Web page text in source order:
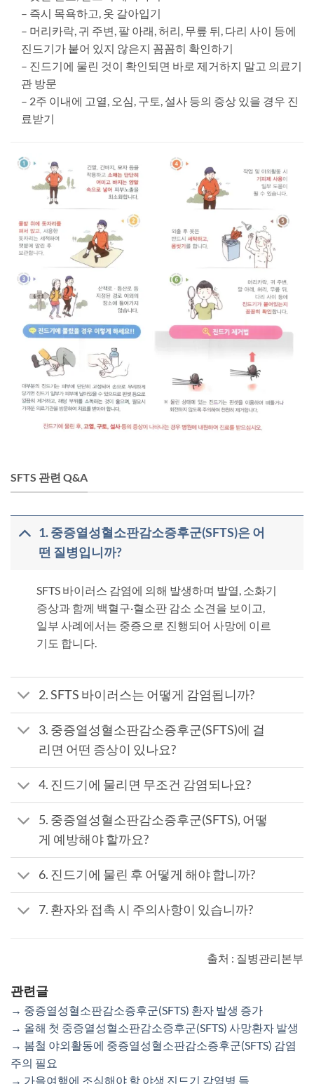
– 즉시 목욕하고, 옷 갈아입기
– 머리카락, 귀 주변, 팔 아래, 허리, 무릎 뒤, 다리 사이 등에
진드기가 붙어 있지 않은지 꼼꼼히 확인하기
– 진드기에 물린 것이 확인되면 바로 제거하지 말고 의료기
관 방문
– 2주 이내에 고열, 오심, 구토, 설사 등의 증상 있을 경우 진
료받기
SFTS 관련 Q&A
1. 중증열성혈소판감소증후군(SFTS)은 어
떤 질병입니까?
SFTS 바이러스 감염에 의해 발생하며 발열, 소화기
증상과 함께 백혈구·혈소판 감소 소견을 보이고,
일부 사례에서는 중증으로 진행되어 사망에 이르
기도 합니다.
2. SFTS 바이러스는 어떻게 감염됩니까?
3. 중증열성혈소판감소증후군(SFTS)에 걸
리면 어떤 증상이 있나요?
4. 진드기에 물리면 무조건 감염되나요?
5. 중증열성혈소판감소증후군(SFTS), 어떻
게 예방해야 할까요?
6. 진드기에 물린 후 어떻게 해야 합니까?
7. 환자와 접촉 시 주의사항이 있습니까?
출처 : 질병관리본부
관련글
→ 중증열성혈소판감소증후군(SFTS) 환자 발생 증가
→ 올해 첫 중증열성혈소판감소증후군(SFTS) 사망환자 발생
→ 봄철 야외활동에 중증열성혈소판감소증후군(SFTS) 감염
주의 필요
→ 가을여행에 조심해야 할 야생 진드기 감염병 들